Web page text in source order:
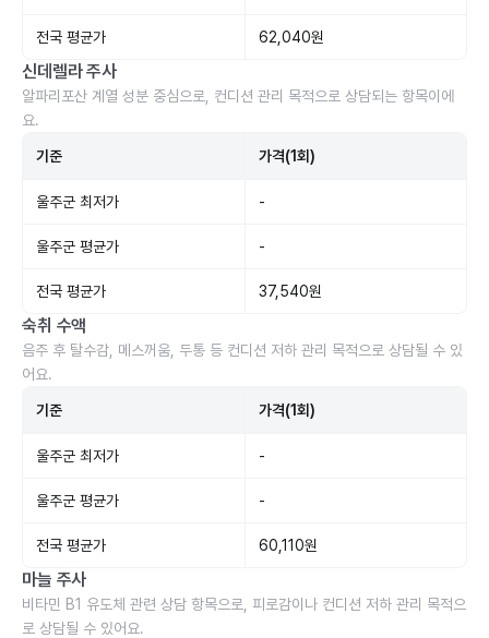
전국 평균가 62,040원
신데렐라 주사
알파리포산 계열 성분 중심으로, 컨디션 관리 목적으로 상담되는 항목이에
요.
기준 가격(1회)
울주군 최저가 -
울주군 평균가 -
전국 평균가 37,540원
숙취 수액
음주 후 탈수감, 메스꺼움, 두통 등 컨디션 저하 관리 목적으로 상담될 수 있
어요.
기준 가격(1회)
울주군 최저가 -
울주군 평균가 -
전국 평균가 60,110원
마늘 주사
비타민 B1 유도체 관련 상담 항목으로, 피로감이나 컨디션 저하 관리 목적으
로 상담될 수 있어요.